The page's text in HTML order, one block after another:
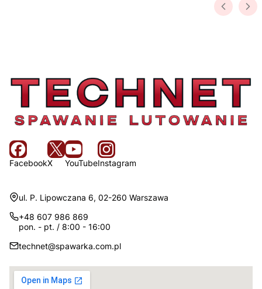
FacebookX YouTubeInstagram
Adres:
ul. P. Lipowczana 6, 02-260 Warszawa
+48 607 986 869
pon. - pt. / 8:00 - 16:00
technet@spawarka.com.pl